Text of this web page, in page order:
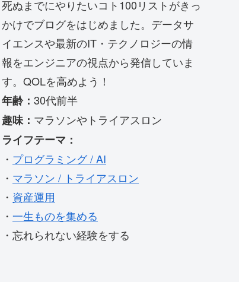
死ぬまでにやりたいコト100リストがきっ
かけでブログをはじめました。データサ
イエンスや最新のIT・テクノロジーの情
報をエンジニアの視点から発信していま
す。QOLを高めよう！
年齢： 30代前半
趣味： マラソンやトライアスロン
ライフテーマ：
・ プログラミング / AI
・ マラソン / トライアスロン
・ 資産運用
・ 一生ものを集める
・忘れられない経験をする